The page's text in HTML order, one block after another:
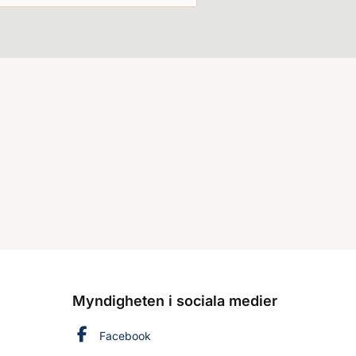
Myndigheten i sociala medier
Myndigheten för civilt försvar på
Facebook